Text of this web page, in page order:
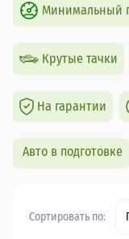
Минимальный
Крутые тачки
На гарантии
Авто в подготовке
Сортировать по: